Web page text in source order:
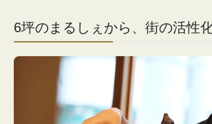
餃子
醤油
産直フルーツ
直売店のご案内
6坪のまるしぇから、街の活性